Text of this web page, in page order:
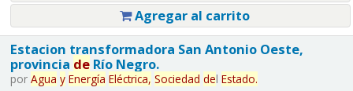
Agregar al carrito
Estacion transformadora San Antonio Oeste,
provincia deRío Negro.
por Agua y Energía Eléctrica, Sociedad del Estado.